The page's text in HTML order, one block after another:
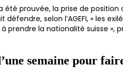
été prouvée, la prise de
défendre, selon l’AGEFI, « les
prendre la nationalité suisse »,
semaine pour